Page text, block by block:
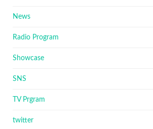
News
Radio Program
Showcase
SNS
TV Prgram
twitter